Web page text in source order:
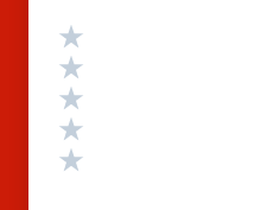
Valutazione